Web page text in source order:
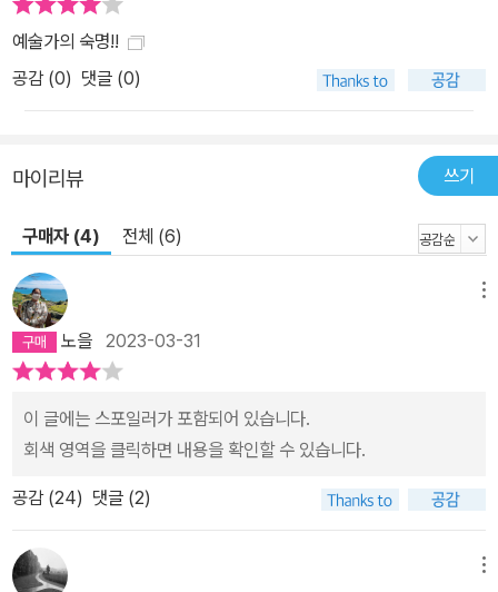
예술가의 숙명!!
공감 (0) 댓글 (0)
마이리뷰 쓰기
구매자 (4) 전체 (6)
노을 2023-03-31
이 글에는 스포일러가 포함되어 있습니다.
회색 영역을 클릭하면 내용을 확인할 수 있습니다.
공감 (24) 댓글 (2)